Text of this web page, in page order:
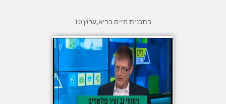
בתכנית חיים בריא,ערוץ 10